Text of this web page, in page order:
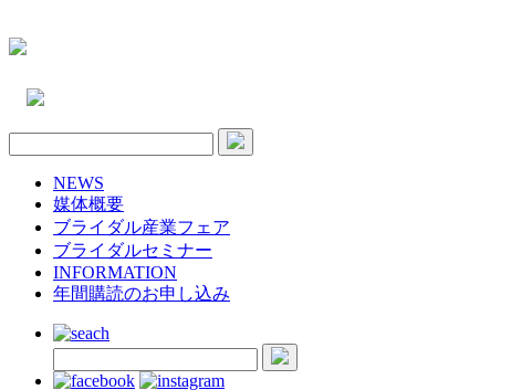
NEWS
媒体概要
ブライダル産業フェア
ブライダルセミナー
INFORMATION
年間購読のお申し込み